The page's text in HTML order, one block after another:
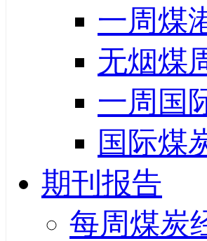
一周煤
无烟煤
一周国
国际煤
期刊报告
每周煤炭